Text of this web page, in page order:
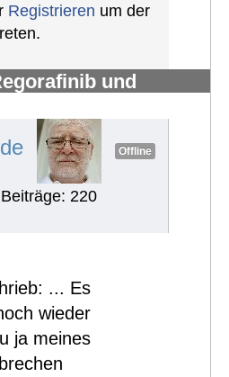
Registrieren um der
und
Offline
Beiträge: 220
... Es
wieder
ja meines